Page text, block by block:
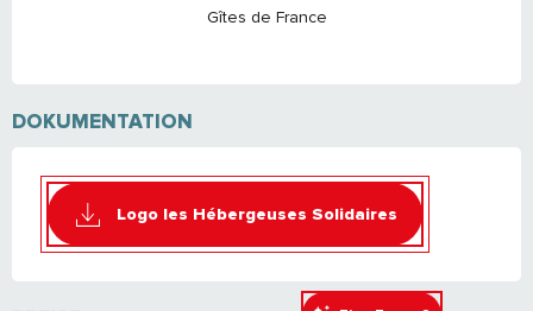
Gîtes de France
DOKUMENTATION
Logo les Hébergeuses Solidaires